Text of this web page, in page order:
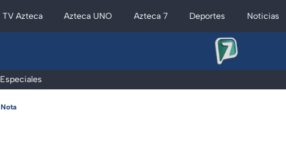
TV Azteca Azteca UNO Azteca 7 Deportes Noticias
Especiales
Nota